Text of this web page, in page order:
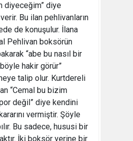
diyeceğim” diye
verir. Bu ilan pehlivanların
de konuşulur. İlana
Pehlivan boksörün
“abe bu nasıl bir
hakir görür”
talip olur. Kurtdereli
“Cemal bu bizim
değil” diye kendini
vermiştir. Şöyle
Bu sadece, hususi bir
İki boksör yerine bir